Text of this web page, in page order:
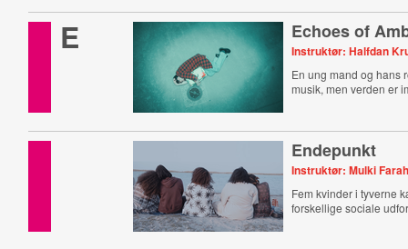
E Echoes of
Instruktør: Halfdan
En ung mand og hans
musik, men verden er
Endepunkt
Instruktør: Mulki
Fem kvinder i tyverne
forskellige sociale